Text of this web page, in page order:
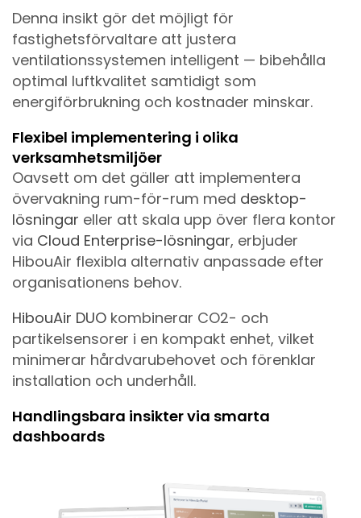
Denna insikt gör det möjligt för
fastighetsförvaltare att justera
ventilationssystemen intelligent — bibehålla
optimal luftkvalitet samtidigt som
energiförbrukning och kostnader minskar.
Flexibel implementering i olika
verksamhetsmiljöer
Oavsett om det gäller att implementera
övervakning rum-för-rum med desktop-
lösningar eller att skala upp över flera kontor
via Cloud Enterprise-lösningar, erbjuder
HibouAir flexibla alternativ anpassade efter
organisationens behov.
HibouAir DUO kombinerar CO2- och
partikelsensorer i en kompakt enhet, vilket
minimerar hårdvarubehovet och förenklar
installation och underhåll.
Handlingsbara insikter via smarta
dashboards